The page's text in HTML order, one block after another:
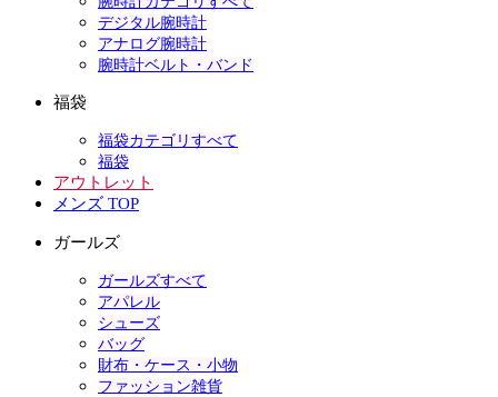
デジタル腕時計
アナログ腕時計
腕時計ベルト・バンド
福袋
福袋カテゴリすべて
福袋
アウトレット
メンズ TOP
ガールズ
ガールズすべて
アパレル
シューズ
バッグ
財布・ケース・小物
ファッション雑貨